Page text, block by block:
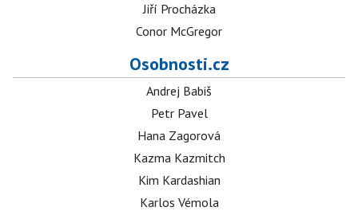
Jiří Procházka
Conor McGregor
Osobnosti.cz
Andrej Babiš
Petr Pavel
Hana Zagorová
Kazma Kazmitch
Kim Kardashian
Karlos Vémola